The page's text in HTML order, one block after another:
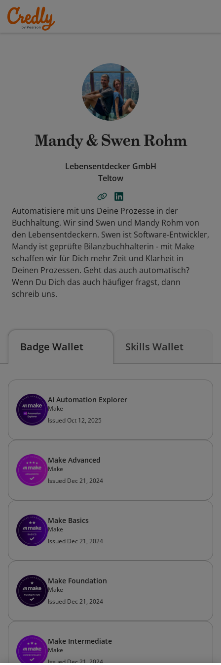
Mandy & Swen Rohm
Lebensentdecker GmbH
Teltow
Automatisiere mit uns Deine Prozesse in der
Buchhaltung. Wir sind Swen und Mandy Rohm von
den Lebensentdeckern. Swen ist Software-Entwickler,
Mandy ist geprüfte Bilanzbuchhalterin - mit Make
schaffen wir für Dich mehr Zeit und Klarheit in
Deinen Prozessen. Geht das auch automatisch?
Wenn Du Dich das auch häufiger fragst, dann
schreib uns.
Badge Wallet Skills Wallet
AI Automation Explorer
Make
Issued Oct 12, 2025
Make Advanced
Make
Issued Dec 21, 2024
Make Basics
Make
Issued Dec 21, 2024
Make Foundation
Make
Issued Dec 21, 2024
Make Intermediate
Make
Issued Dec 21, 2024